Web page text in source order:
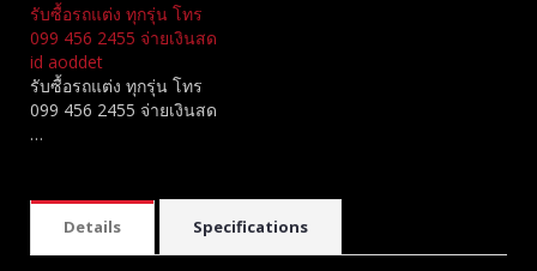
รับซื้อรถแต่ง ทุกรุ่น โทร
099 456 2455 จ่ายเงินสด
id aoddet
รับซื้อรถแต่ง ทุกรุ่น โทร
099 456 2455 จ่ายเงินสด
…
Details Specifications